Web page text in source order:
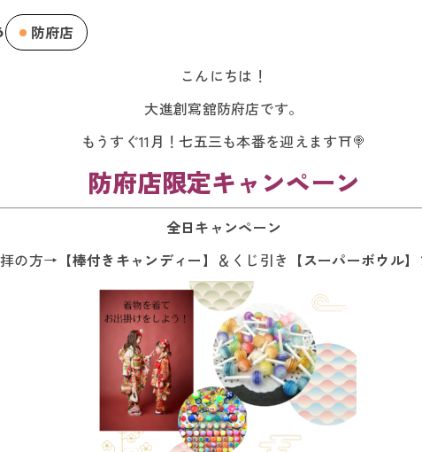
防府店
こんにちは！
大進創寫舘防府店です。
もうすぐ11月！七五三も本番を迎えます⛩🍭
防府店限定キャンペーン
全日キャンペーン
の方→【棒付きキャンディー】＆くじ引き【スーパーボウル